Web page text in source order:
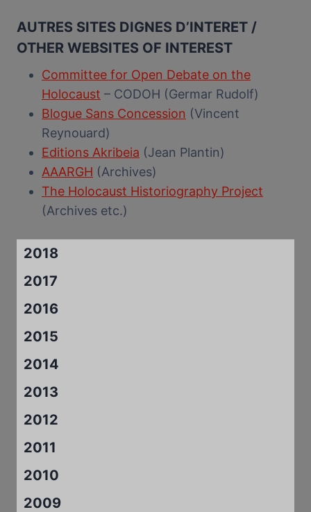
AUTRES SITES DIGNES D’INTERET /
OTHER WEBSITES OF INTEREST
Committee for Open Debate on the
Holocaust – CODOH (Germar Rudolf)
Blogue Sans Concession (Vincent
Reynouard)
Editions Akribeia (Jean Plantin)
AAARGH (Archives)
The Holocaust Historiography Project
(Archives etc.)
2018
2017
2016
2015
2014
2013
2012
2011
2010
2009